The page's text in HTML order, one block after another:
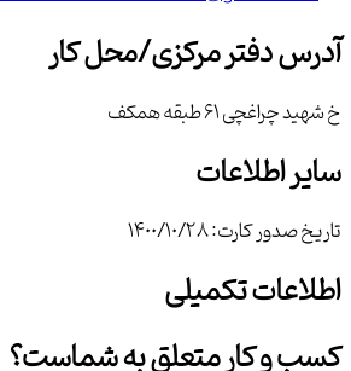
آدرس دفتر مرکزی/محل کار
خ شهید چراغچی 61 طبقه همکف
سایر اطلاعات
تاریخ صدور کارت:1400/10/28
اطلاعات تکمیلی
کسب و کار متعلق به شماست؟